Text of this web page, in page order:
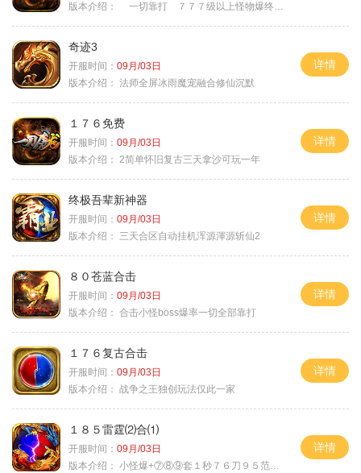
版本介绍：
一切靠打 ７７７级以上怪物爆终极
奇迹3
开服时间： 09月/03日
版本介绍： 法师全屏冰雨魔宠融合修仙沉默
详情
１７６免费
开服时间： 09月/03日
版本介绍： 2简单怀旧复古三天拿沙可玩一年
详情
终极吾辈新神器
开服时间： 09月/03日
版本介绍：
三天合区自动挂机浑源渾源斩仙2
详情
８０苍蓝合击
开服时间： 09月/03日
版本介绍： 合击小怪boss爆率一切全部靠打
详情
１７６复古合击
开服时间： 09月/03日
版本介绍： 战争之王独创玩法仅此一家
详情
１８５雷霆⑵合⑴
开服时间： 09月/03日
版本介绍： 小怪爆+⑦⑧⑨套１秒７６刀９５范围捡
详情